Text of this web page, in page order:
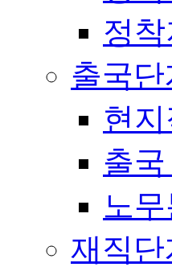
정
출국단
현
출
노
재직단